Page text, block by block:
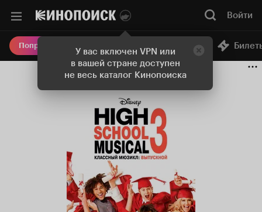
У вас включен VPN или
в вашей стране доступен
не весь каталог Кинопоиска
Войти
Попробовать Плюс Онлайн-кинотеатр